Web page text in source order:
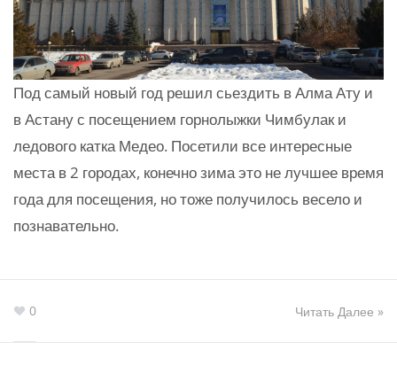
Под самый новый год решил сьездить в Алма Ату и
в Астану с посещением горнолыжки Чимбулак и
ледового катка Медео. Посетили все интересные
места в 2 городах, конечно зима это не лучшее время
года для посещения, но тоже получилось весело и
познавательно.
0 Читать Далее »